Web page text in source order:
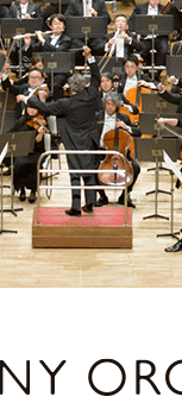
Tokyo
ケジュールやチケット